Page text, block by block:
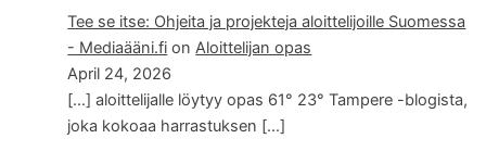
Tee se itse: Ohjeita ja projekteja aloittelijoille Suomessa
- Mediaääni.fi onAloittelijan opas
April 24, 2026
[…] aloittelijalle löytyy opas 61° 23° Tampere -blogista,
joka kokoaa harrastuksen […]